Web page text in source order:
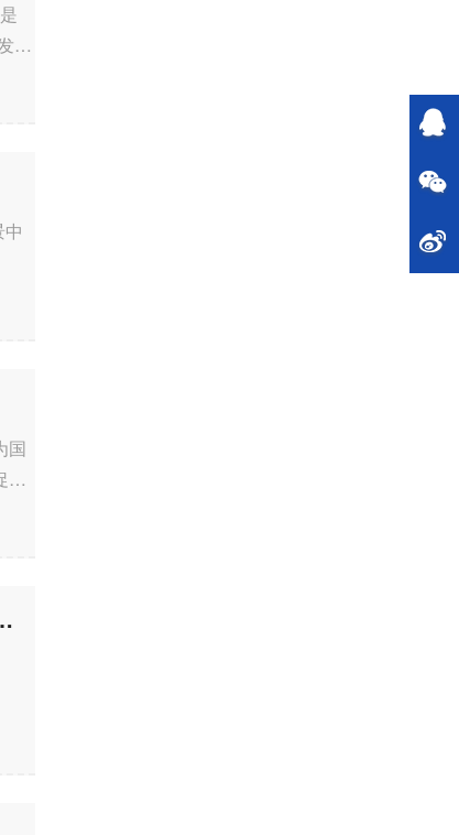
挥
国
进
AC委员会议暨换届会议